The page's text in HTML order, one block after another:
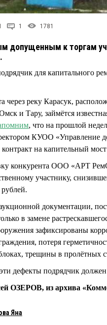
1 1781
допущенным к торгам
для капитального
через реку Карасук,
и Тару, займётся
, что на прошлой
КУОО «Управление
на капительный мост
конкурента ООО «АРТ
участнику,
документации,
в замене
зафиксированы
потеря
трещины в пролётных
дефекты подрядчик
ОЗЕРОВ, из архива
Яна